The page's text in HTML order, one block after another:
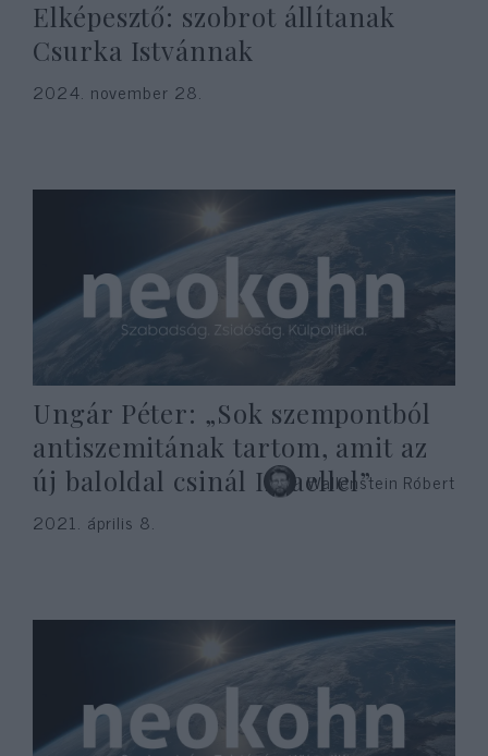
Elképesztő: szobrot állítanak
Csurka Istvánnak
2024. november 28.
Ungár Péter: „Sok szempontból
antiszemitának tartom, amit az
új baloldal csinál Izraellel”Wallenstein Róbert
2021. április 8.